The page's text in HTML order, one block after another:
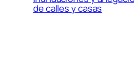
de calles y casas